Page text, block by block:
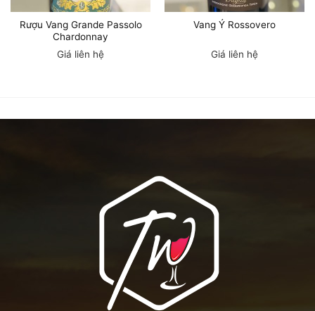
Rượu Vang Grande Passolo
Chardonnay
Giá liên hệ
Vang Ý Rossovero
Giá liên hệ